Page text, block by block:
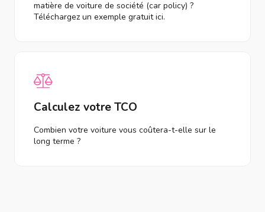
matière de voiture de société (car policy) ?
Téléchargez un exemple gratuit ici.
Calculez votre TCO
Combien votre voiture vous coûtera-t-elle sur le
long terme ?